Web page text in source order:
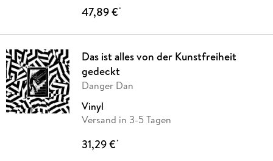
47,89 €*
Das ist alles von der Kunstfreiheit
gedeckt
Danger Dan
Vinyl
Versand in 3-5 Tagen
31,29 €*